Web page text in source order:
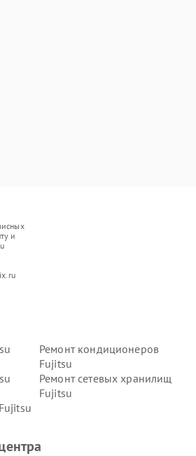
и
Ремонт кондиционеров
Fujitsu
Ремонт сетевых хранилищ
Fujitsu